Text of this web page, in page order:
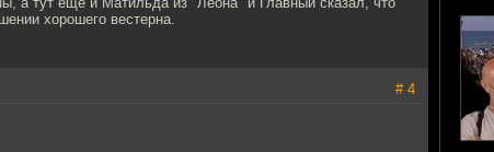
хорошего вестерна.
# 4